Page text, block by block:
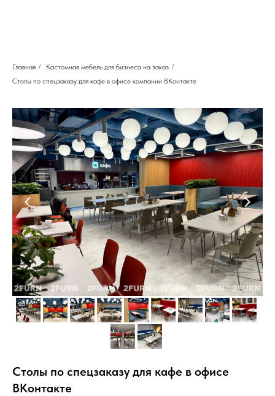
Главная / Кастомная мебель для бизнеса на заказ /
Столы по спецзаказу для кафе в офисе компании ВКонтакте
Столы по спецзаказу для кафе в офисе
ВКонтакте